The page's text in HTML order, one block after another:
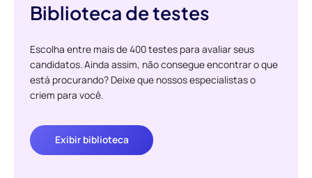
Biblioteca de testes
Escolha entre mais de 400 testes para avaliar seus
candidatos. Ainda assim, não consegue encontrar o que
está procurando? Deixe que nossos especialistas o
criem para você.
Exibir biblioteca